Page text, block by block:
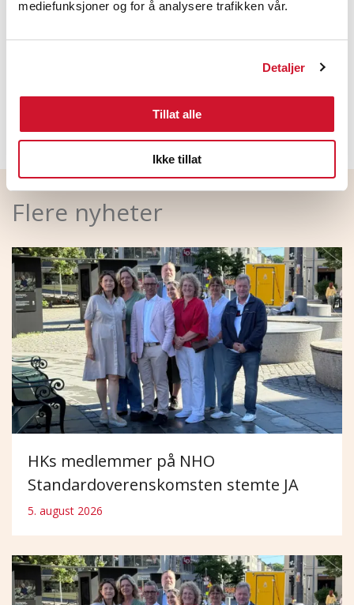
mediefunksjoner og for å analysere trafikken vår.
Detaljer
Tillat alle
Ikke tillat
Følg også tariffoppgjøret på LOs tariffsider:
https://www.lo.no/Lonn–tariff/Tariff-20181/
Flere nyheter
HKs medlemmer på NHO
Standardoverenskomsten stemte JA
5. august 2026